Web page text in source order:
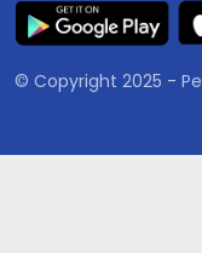
© Copyright 2025 -